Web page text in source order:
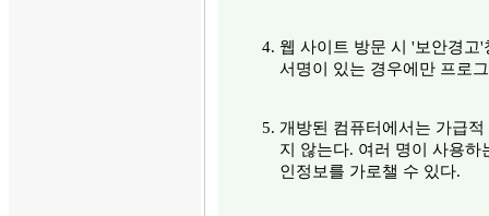
웹 사이트 방문 시 '보안경고
서명이 있는 경우에만 프로
개방된 컴퓨터에서는 가급
지 않는다. 여러 명이 사용
인정보를 가로챌 수 있다.